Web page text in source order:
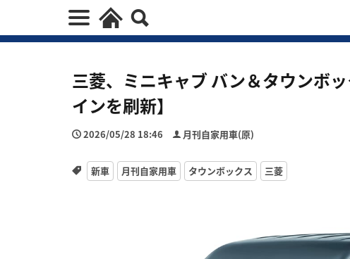
三菱、ミニキャブ バン＆タウンボ
インを刷新】
2026/05/28 18:46 月刊自家用車(原)
新車 月刊自家用車 タウンボックス 三菱